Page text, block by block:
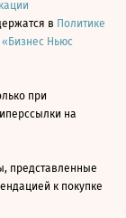
в Политике
Ньюс
при
на
представленные
к покупке